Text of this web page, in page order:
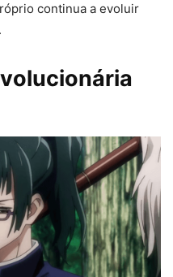
continua a evoluir